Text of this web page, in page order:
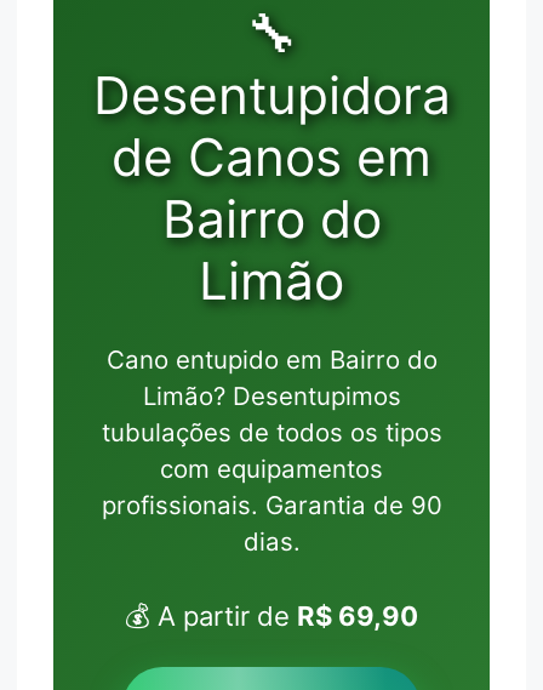
🔧
Desentupidora
de Canos em
Bairro do
Limão
Cano entupido em Bairro do
Limão? Desentupimos
tubulações de todos os tipos
com equipamentos
profissionais. Garantia de 90
dias.
💰 A partir de R$ 69,90